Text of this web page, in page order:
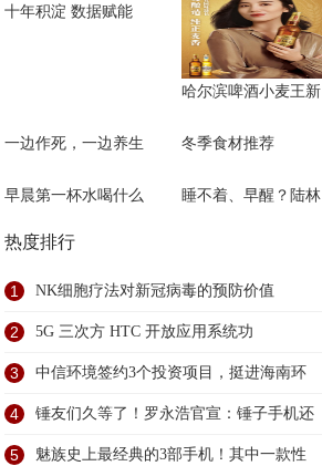
十年积淀 数据赋能
哈尔滨啤酒小麦王新
一边作死，一边养生 冬季食材推荐
早晨第一杯水喝什么 睡不着、早醒？陆林
热度排行
1 NK细胞疗法对新冠病毒的预防价值
2 5G 三次方 HTC 开放应用系统功
3 中信环境签约3个投资项目，挺进海南环
4 锤友们久等了！罗永浩官宣：锤子手机还
5 魅族史上最经典的3部手机！其中一款性